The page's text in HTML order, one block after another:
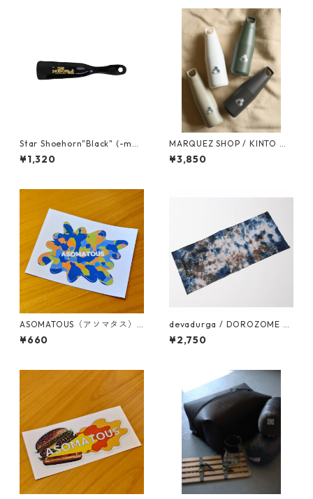
Star Shoehorn"Black" (-mad
e in USA-)
¥1,320
MARQUEZ SHOP / KINTO オ
リジナル TRAIL TUMBLER 58
0ml
¥3,850
ASOMATOUS（アソマタス）
「アメーバ」ロゴステッカー
¥660
devadurga / DOROZOME T
ENUGUI（MULTI）
¥2,750